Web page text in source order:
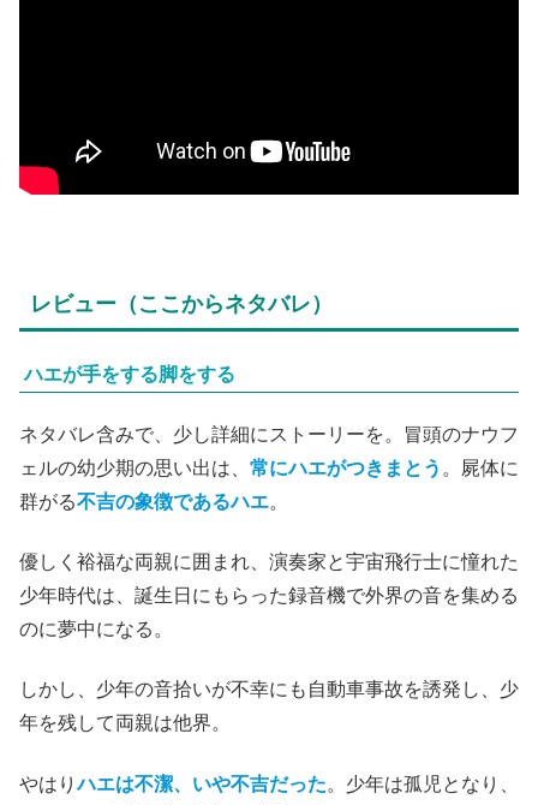
レビュー（ここからネタバレ）
ハエが手をする脚をする
ネタバレ含みで、少し詳細にストーリーを。冒頭のナウフ
ェルの幼少期の思い出は、 常にハエがつきまとう 。屍体に
群がる不吉の象徴であるハエ。
優しく裕福な両親に囲まれ、演奏家と宇宙飛行士に憧れた
少年時代は、誕生日にもらった録音機で外界の音を集める
のに夢中になる。
しかし、少年の音拾いが不幸にも自動車事故を誘発し、少
年を残して両親は他界。
やはりハエは不潔、いや不吉だった。少年は孤児となり、